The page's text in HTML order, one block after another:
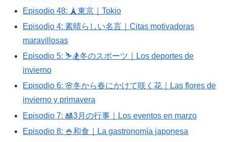
Episodio 48: 🗼東京｜Tokio
Episodio 4: 素晴らしい名言｜Citas motivadoras
maravillosas
Episodio 5: ⛷🏂冬のスポーツ｜Los deportes de
invierno
Episodio 6: 🌸冬から春にかけて咲く花｜Las flores de
invierno y primavera
Episodio 7: 🎎3月の行事｜Los eventos en marzo
Episodio 8: 🍚和食｜La gastronomía japonesa